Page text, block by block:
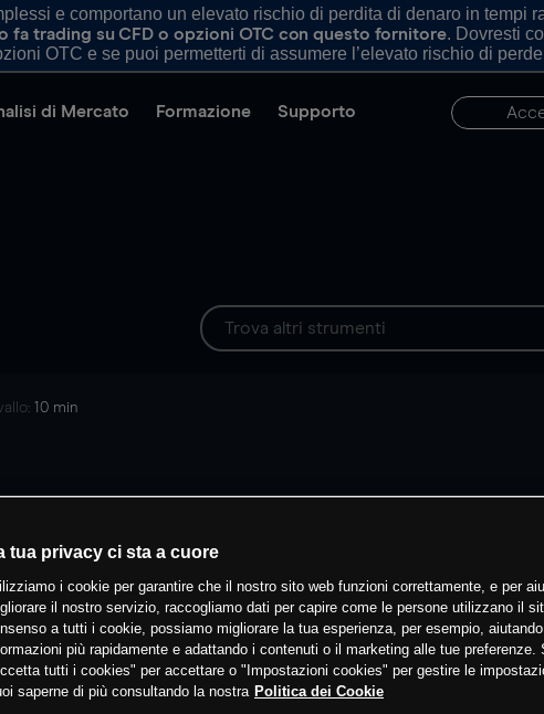
e comportano un elevato rischio di perdita di denaro in tempi
trading su CFD o opzioni OTC con questo fornitore. Dovresti
OTC e se puoi permetterti di assumere l’elevato rischio di
di Mercato Formazione Supporto
10 min
tua privacy ci sta a cuore
i cookie per garantire che il nostro sito web funzioni correttamente, e per
il nostro servizio, raccogliamo dati per capire come le persone utilizzano il
a tutti i cookie, possiamo migliorare la tua esperienza, per esempio,
più rapidamente e adattando i contenuti o il marketing alle tue preferenze.
tutti i cookies" per accettare o "Impostazioni cookies" per gestire le
saperne di più consultando la nostra Politica dei Cookie